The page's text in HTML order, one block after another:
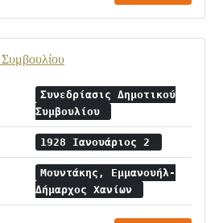
Συμβουλίου
Συνεδρίασις Δημοτικού
Συμβουλίου
1928 Ιανουάριος 2
Μουντάκης, Εμμανουήλ-
Δήμαρχος Χανίων